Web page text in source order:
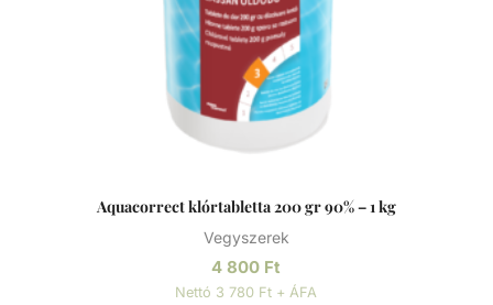
gátlása, a víz zavarosságának ellensúlyozása és a fürdővíz
tisztán tartása érdekében.
Aquacorrect klórtabletta 200 gr 90% – 1 kg
Vegyszerek
4 800 Ft
Nettó 3 780 Ft + ÁFA